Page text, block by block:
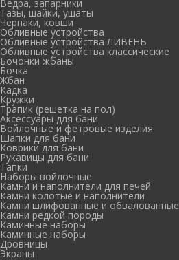
Ведра, запарники
Тазы, шайки, ушаты
Черпаки, ковши
Обливные устройства
Обливные устройства ЛИВЕНЬ
Обливные устройства классические
Бочонки жбаны
Бочка
Жбан
Кадка
Кружки
Трапик (решетка на пол)
Аксессуары для бани
Войлочные и фетровые изделия
Шапки для бани
Коврики для бани
Рукавицы для бани
Тапки
Наборы войлочные
Камни и наполнители для печей
Камни колотые и наполнители
Камни шлифованные и обвалованные
Камни редкой породы
Каминные наборы
Каминные наборы
Дровницы
Экраны